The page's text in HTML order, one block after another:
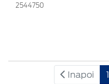
2544750
Inapoi 1